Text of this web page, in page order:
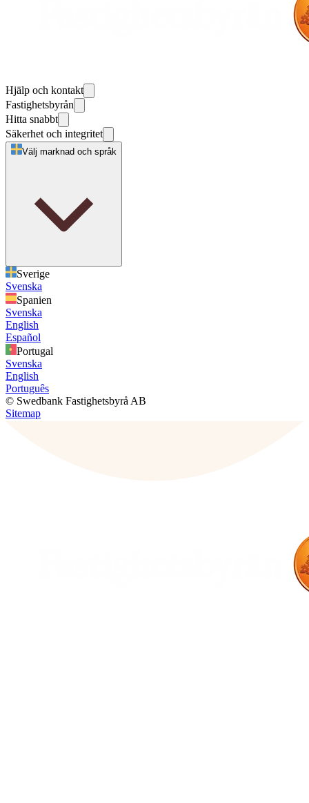
Hjälp och kontakt
Fastighetsbyrån
Hitta snabbt
Säkerhet och integritet
Välj marknad och språk
Sverige
Svenska
Spanien
Svenska
English
Español
Portugal
Svenska
English
Português
© Swedbank Fastighetsbyrå AB
Sitemap